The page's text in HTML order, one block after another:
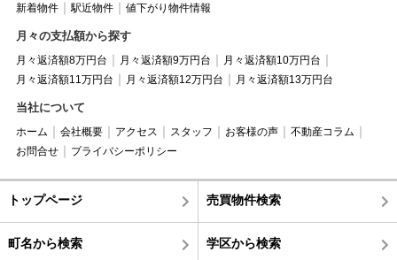
新着物件 駅近物件 値下がり物件情報
月々の支払額から探す
月々返済額8万円台 月々返済額9万円台
月々返済額10万円台
月々返済額11万円台
月々返済額12万円台 月々返済額13万円台
当社について
ホーム 会社概要 アクセス スタッフ お客様の声
不動産コラム
お問合せ
プライバシーポリシー
トップページ 売買物件検索
町名から検索 学区から検索